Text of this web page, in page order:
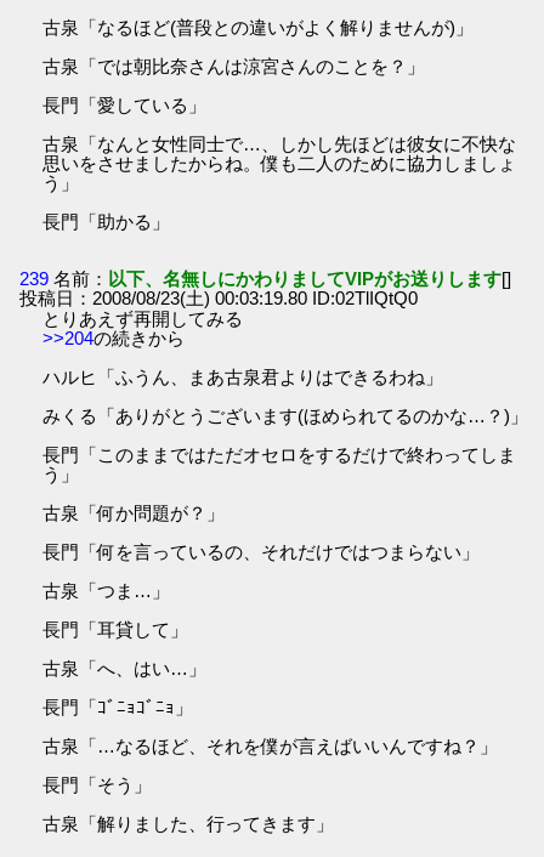
古泉「なるほど(普段との違いがよく解りませんが)」
古泉「では朝比奈さんは涼宮さんのことを？」
長門「愛している」
古泉「なんと女性同士で…、しかし先ほどは彼女に不快な
思いをさせましたからね。僕も二人のために協力しましょ
う」
長門「助かる」
239 名前： 以下、名無しにかわりましてVIPがお送りします[]
投稿日：2008/08/23(土) 00:03:19.80 ID:02TlIQtQ0
とりあえず再開してみる
>>204の続きから
ハルヒ「ふうん、まあ古泉君よりはできるわね」
みくる「ありがとうございます(ほめられてるのかな…？)」
長門「このままではただオセロをするだけで終わってしま
う」
古泉「何か問題が？」
長門「何を言っているの、それだけではつまらない」
古泉「つま…」
長門「耳貸して」
古泉「へ、はい…」
長門「ｺﾞﾆｮｺﾞﾆｮ」
古泉「…なるほど、それを僕が言えばいいんですね？」
長門「そう」
古泉「解りました、行ってきます」